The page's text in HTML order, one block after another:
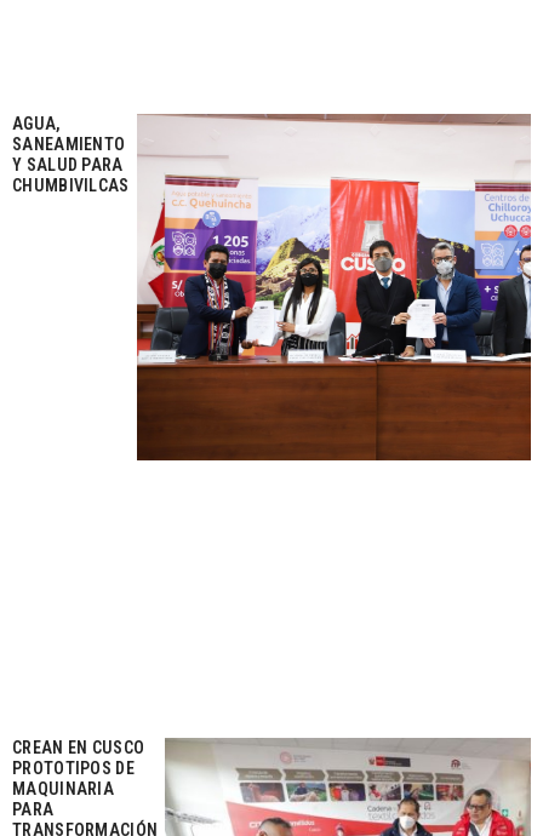
AGUA,
SANEAMIENTO
Y SALUD PARA
CHUMBIVILCAS
CREAN EN CUSCO
PROTOTIPOS DE
MAQUINARIA
PARA
TRANSFORMACIÓN